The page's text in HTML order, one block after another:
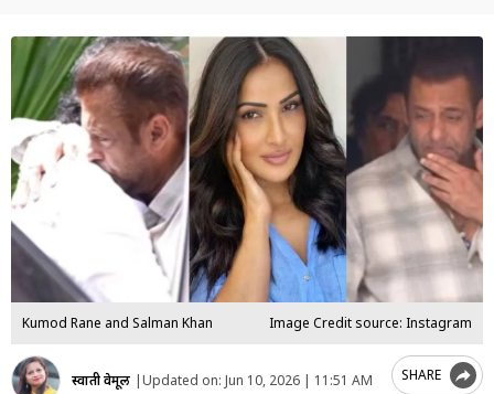
Kumod Rane and Salman Khan Image Credit source: Instagram
स्वाती वेमूल |Updated on: Jun 10, 2026 | 11:51 AM SHARE